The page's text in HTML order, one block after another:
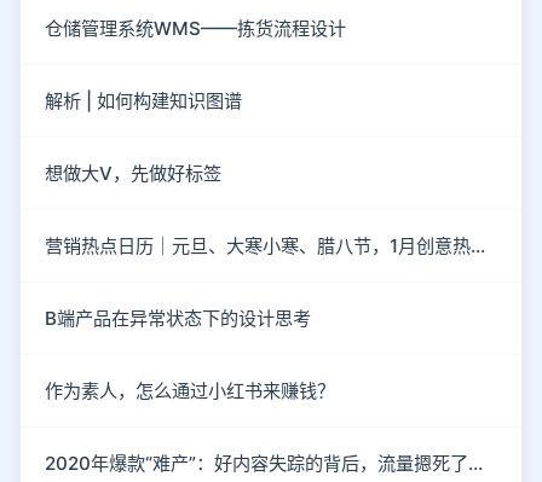
仓储管理系统WMS——拣货流程设计
解析 | 如何构建知识图谱
想做大V，先做好标签
营销热点日历｜元旦、大寒小寒、腊八节，1月创意热点都在这
B端产品在异常状态下的设计思考
作为素人，怎么通过小红书来赚钱？
2020年爆款“难产”：好内容失踪的背后，流量摁死了内容